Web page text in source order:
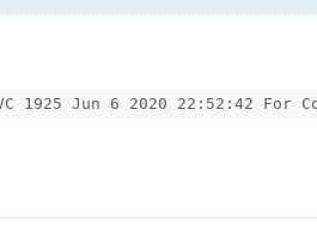
1925 Jun 6 2020 22:52:42 For